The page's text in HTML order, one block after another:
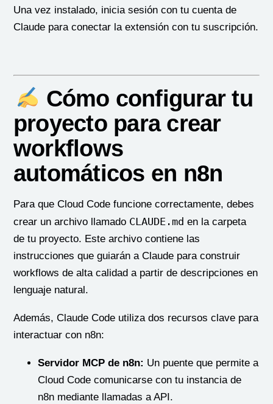
Una vez instalado, inicia sesión con tu cuenta de
Claude para conectar la extensión con tu suscripción.
Cómo configurar tu
proyecto para crear
workflows
automáticos en n8n
Para que Cloud Code funcione correctamente, debes
crear un archivo llamado CLAUDE.md en la carpeta
de tu proyecto. Este archivo contiene las
instrucciones que guiarán a Claude para construir
workflows de alta calidad a partir de descripciones en
lenguaje natural.
Además, Claude Code utiliza dos recursos clave para
interactuar con n8n:
Servidor MCP de n8n: Un puente que permite a
Cloud Code comunicarse con tu instancia de
n8n mediante llamadas a API.